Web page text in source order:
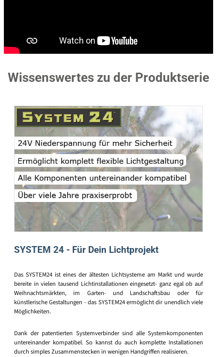
Wissenswertes zu der Produktserie
SYSTEM 24 - Für Dein Lichtprojekt
Das SYSTEM24 ist eines der ältesten Lichtsysteme am Markt und wurde
bereite in vielen tausend Lichtinstallationen eingesetzt- ganz egal ob auf
Weihnachtsmärkten, im Garten- und Landschaftsbau oder für
künstlerische Gestaltungen - das SYSTEM24 ermöglicht dir unendlich viele
Möglichkeiten.
Dank der patentierten Systemverbinder sind alle Systemkomponenten
untereinander kompatibel. So kannst du auch komplette Installationen
durch simples Zusammenstecken in wenigen Handgriffen realisieren.